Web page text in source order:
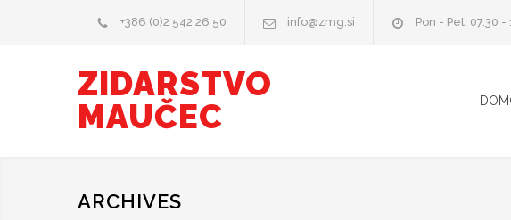
+386 (0)2 542 26 50 info@zmg.si Pon - Pet: 07.30 -
ZIDARSTVO
MAUČEC
ARCHIVES